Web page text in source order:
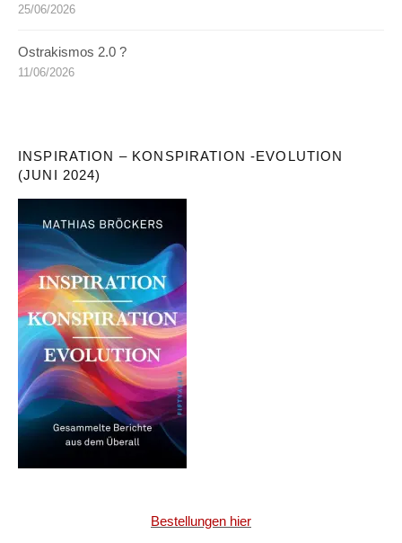
25/06/2026
Ostrakismos 2.0 ?
11/06/2026
INSPIRATION – KONSPIRATION -EVOLUTION
(JUNI 2024)
Bestellungen hier